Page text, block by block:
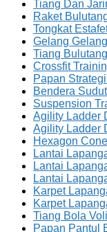
Tiang Dan
Raket
Tongkat
Gelang
Tiang
Crossfit
Papan
Bendera
Suspension
Agility Ladder
Agility Ladder
Hexagon
Lantai
Lantai
Lantai
Karpet
Karpet
Tiang Bola
Papan Pantul